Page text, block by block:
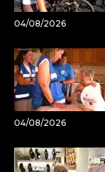
04/08/2026
04/08/2026